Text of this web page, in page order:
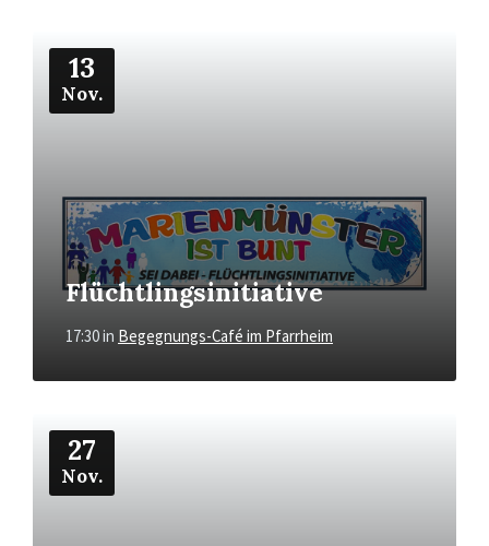
13
Nov.
Flüchtlingsinitiative
17:30in Begegnungs-Café im Pfarrheim
27
Nov.